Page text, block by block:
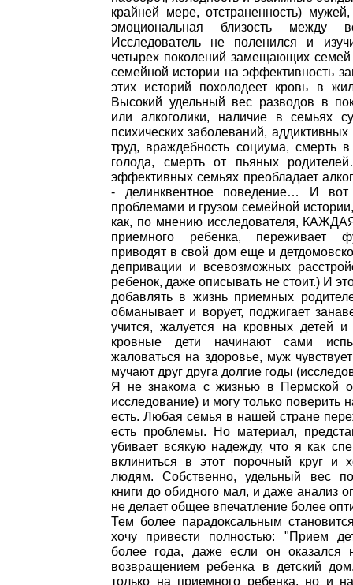
крайней мере, отстраненность)
эмоциональная близость между
Исследователь не поленился и
четырех поколений замещающих
семейной истории на эффективность
этих историй похолодеет кровь в
Высокий удельный вес разводов в
или алкоголики, наличие в семьях
психических заболеваний,
труд, враждебность социума, смерть
голода, смерть от пьяных
эффективных семьях преобладает
- делинквентное поведение… И
проблемами и грузом семейной
как, по мнению исследователя,
приемного ребенка, переживает
приводят в свой дом еще и
депривации и всевозможных
ребенок, даже описывать не стоит.) И
добавлять в жизнь приемных
обманывает и ворует, поджигает
учится, жалуется на кровных детей
кровные дети начинают сами
жаловаться на здоровье, муж
мучают друг друга долгие годы
Я не знакома с жизнью в Пермской
исследование) и могу только поверить
есть. Любая семья в нашей стране
есть проблемы. Но материал,
убивает всякую надежду, что я как
вклиниться в этот порочный круг и
людям. Собственно, удельный вес
книги до обидного мал, и даже анализ
не делает общее впечатление более
Тем более парадоксальным
хочу привести полностью: "Прием
более года, даже если он оказался
возвращением ребенка в детский
только на приемного ребенка, но и